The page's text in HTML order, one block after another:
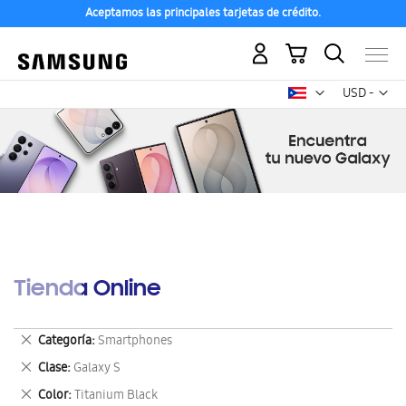
Aceptamos las principales tarjetas de crédito.
USD -
dólar
Mi carrito
Tienda Online
Categoría Smartphones
Eliminar
este
artículo
Clase Galaxy S
Eliminar
este
Color Titanium Black
Eliminar